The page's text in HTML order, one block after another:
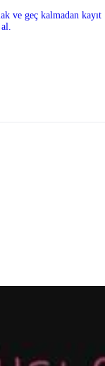
ve geç kalmadan kayıt